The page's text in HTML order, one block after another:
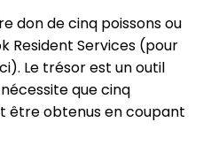
don de cinq poissons ou
Resident Services (pour
Le trésor est un outil
que cinq
être obtenus en coupant